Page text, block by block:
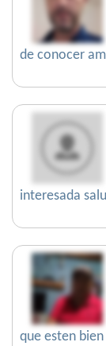
de conocer
interesada
que esten